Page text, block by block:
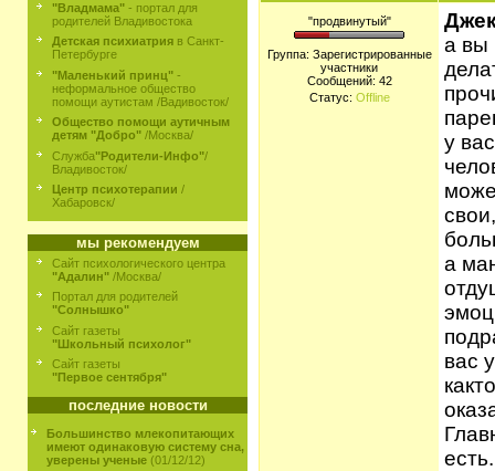
"Владмама" - портал для
родителей Владивостока
Детская психиатрия в Санкт-
Петербурге
"Маленький принц" -
неформальное общество
помощи аутистам /Вадивосток/
Общество помощи аутичным
детям "Добро" /Москва/
Служба"Родители-Инфо"/
Владивосток/
Центр психотерапии /
Хабаровск/
мы рекомендуем
Сайт психологического центра
"Адалин" /Москва/
Портал для родителей
"Солнышко"
Сайт газеты
"Школьный психолог"
Сайт газеты
"Первое сентября"
последние новости
Большинство млекопитающих
имеют одинаковую систему сна,
уверены ученые (01/12/12)
"продвинутый"
Группа: Зарегистрированные
участники
Сообщений: 42
Статус: Offline
а вы
у
а
вас
есть.